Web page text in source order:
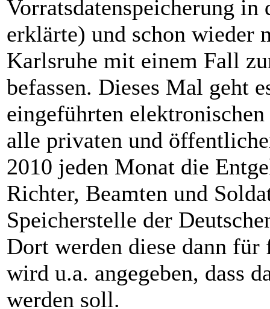
Vorratsdatenspeicherung
erklärte) und schon wieder
Karlsruhe mit einem Fall
befassen. Dieses Mal geht
eingeführten
alle privaten und
2010 jeden Monat die
Richter, Beamten und
Speicherstelle der
Dort werden diese dann
wird u.a. angegeben, dass
werden soll.